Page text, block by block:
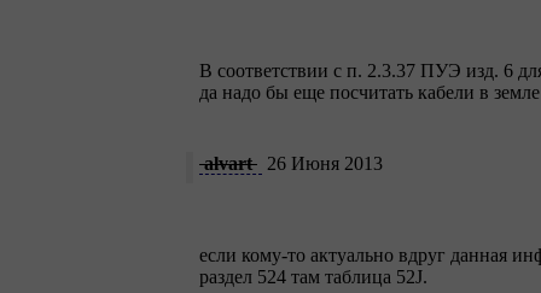
В соответствии с п. 2.3.37 ПУЭ изд. 6
да надо бы еще посчитать кабели в
alvart 26 Июня 2013
если кому-то актуально вдруг данная
раздел 524 там таблица 52J.